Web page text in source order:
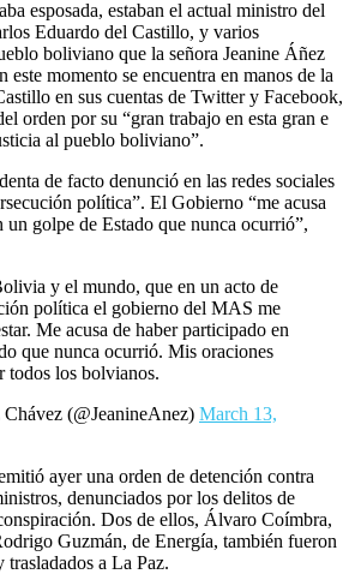
momento se encuentra en manos de la
en sus cuentas de Twitter y Facebook,
orden por su “gran trabajo en esta gran e
al pueblo boliviano”.
de facto denunció en las redes sociales
política”. El Gobierno “me acusa
y el mundo, que en un acto de
política el gobierno del MAS me
que nunca ocurrió. Mis oraciones
los bolvianos.
(@JeanineAnez) March 13,
ayer una orden de detención contra
denunciados por los delitos de
Guzmán, de Energía, también fueron
a La Paz.
de una denuncia presentada en
Patty, exlegisladora del gobernante